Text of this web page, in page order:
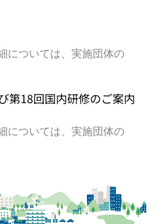
については、実施団体の
第18回国内研修のご案内
については、実施団体の